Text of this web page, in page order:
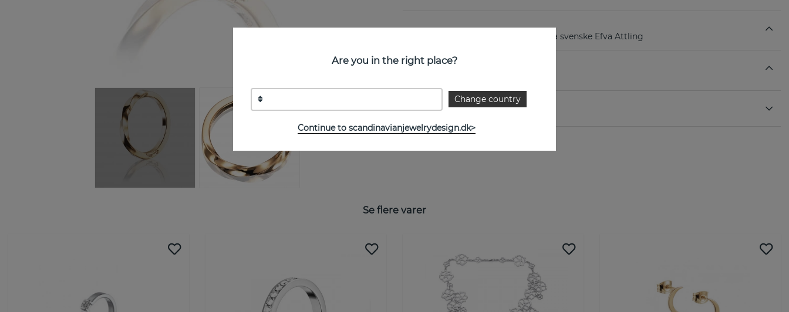
Viking Plain er en ring i 18k guld fra svenske Efva Attling
EGENSKABER
STØRRELSESGUIDE
Se flere varer
Are you in the right place?
Change country
Continue to scandinavianjewelrydesign.dk>